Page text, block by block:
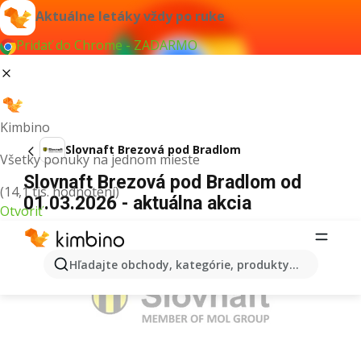
Aktuálne letáky vždy po ruke
Pridať do Chrome - ZADARMO
Kimbino
Všetky ponuky na jednom mieste
(14,1 tis. hodnotení)
Otvoriť
Hľadajte obchody, kategórie, produkty...
Slovnaft Brezová pod Bradlom
Slovnaft Brezová pod Bradlom od
01.03.2026 - aktuálna akcia